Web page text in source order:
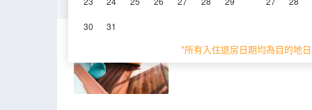
30 31
*所有入住退房日期均為目的地
20㎡ 1層